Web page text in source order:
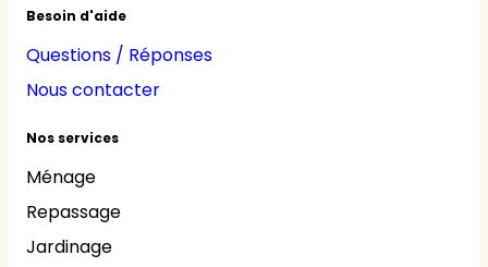
Besoin d'aide
Questions / Réponses
Nous contacter
Nos services
Ménage
Repassage
Jardinage